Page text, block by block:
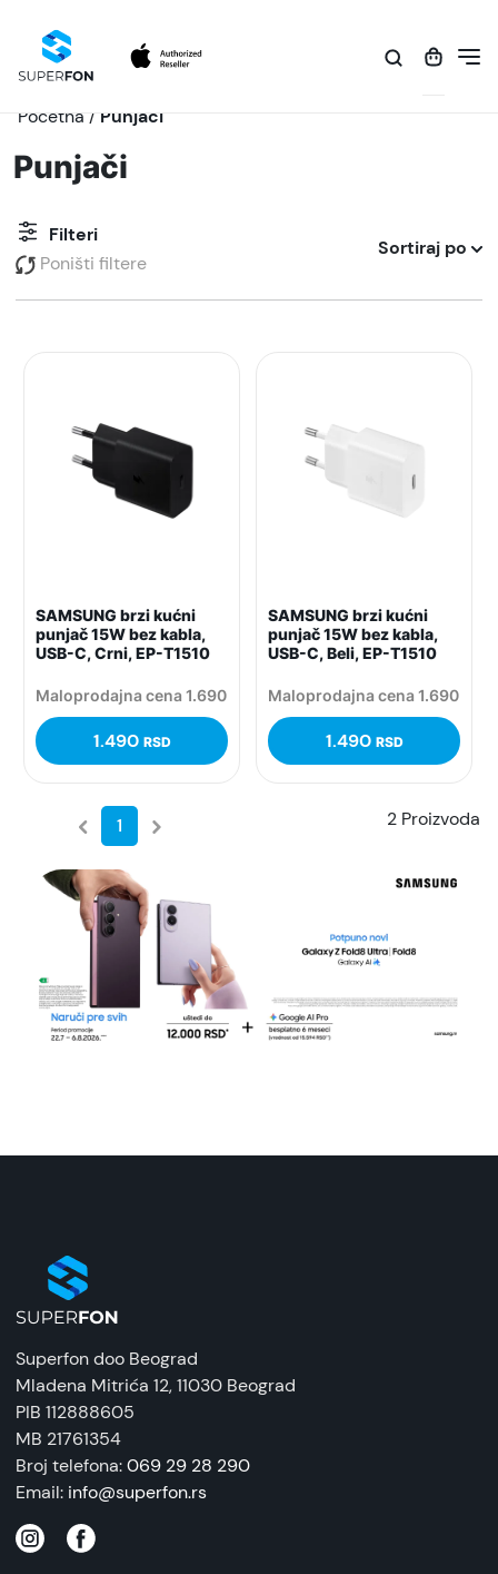
Početna / Punjači
Punjači
Filteri
Poništi filtere
Sortiraj po
SAMSUNG brzi kućni
punjač 15W bez kabla,
USB-C, Crni, EP-T1510
Maloprodajna cena 1.690
1.490 RSD
SAMSUNG brzi kućni
punjač 15W bez kabla,
USB-C, Beli, EP-T1510
Maloprodajna cena 1.690
1.490 RSD
1 2 Proizvoda
Superfon doo Beograd
Mladena Mitrića 12, 11030 Beograd
PIB 112888605
MB 21761354
Broj telefona:069 29 28 290
Email: info@superfon.rs